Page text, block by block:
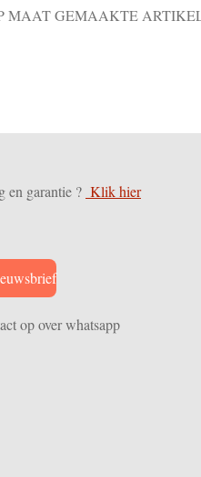
MAAT GEMAAKTE
en garantie ? Klik hier
op over whatsapp